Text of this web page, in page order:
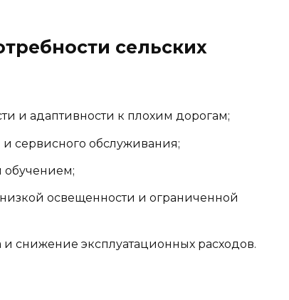
сельских
и адаптивности к плохим дорогам;
сервисного обслуживания;
обучением;
освещенности и ограниченной
снижение эксплуатационных расходов.